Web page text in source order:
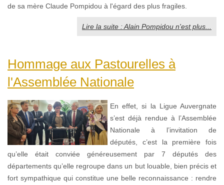
de sa mère Claude Pompidou à l'égard des plus fragiles.
Lire la suite : Alain Pompidou n'est plus...
Hommage aux Pastourelles à
l'Assemblée Nationale
En effet, si la Ligue Auvergnate
s’est déjà rendue à l’Assemblée
Nationale à l’invitation de
députés, c’est la première fois
qu’elle était conviée généreusement par 7 députés des
départements qu’elle regroupe dans un but louable, bien précis et
fort sympathique qui constitue une belle reconnaissance : rendre